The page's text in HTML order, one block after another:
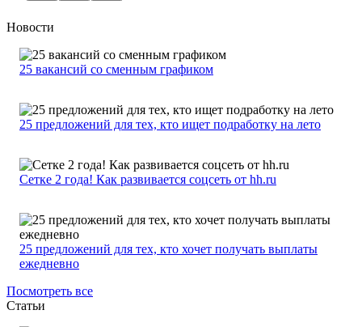
Новости
25 вакансий со сменным графиком
25 предложений для тех, кто ищет подработку на лето
Сетке 2 года! Как развивается соцсеть от hh.ru
25 предложений для тех, кто хочет получать выплаты
ежедневно
Посмотреть все
Статьи